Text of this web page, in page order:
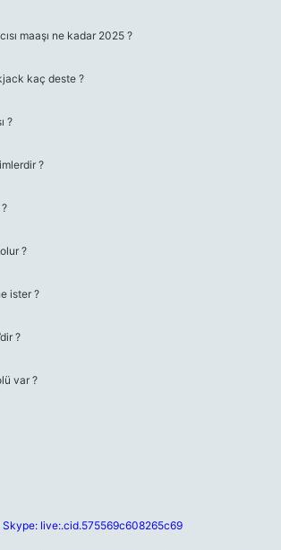
maaşı ne kadar 2025 ?
kaç deste ?
?
?
?
ister ?
?
var ?
Skype: live:.cid.575569c608265c69